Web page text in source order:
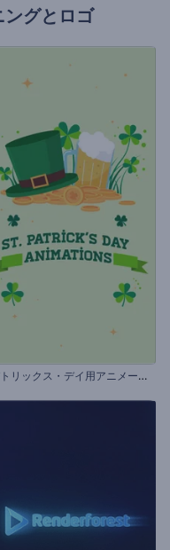
ングとロゴ
聖
パトリックス・デイ用アニメーションズ